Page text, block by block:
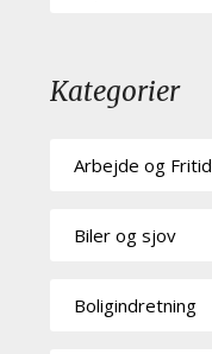
Kategorier
Arbejde og Fritid
Biler og sjov
Boligindretning